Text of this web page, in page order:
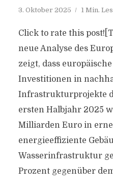
3. Oktober 2025 1 Min.
Click to rate this
neue Analyse des
zeigt, dass
Investitionen in
Infrastrukturprojekte
ersten Halbjahr 2025
Milliarden Euro in
energieeffiziente
Wasserinfrastruktur
Prozent gegenüber